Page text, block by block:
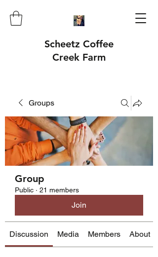
Scheetz Coffee
Creek Farm
Groups
Group
Public · 21 members
Join
Discussion Media Members About